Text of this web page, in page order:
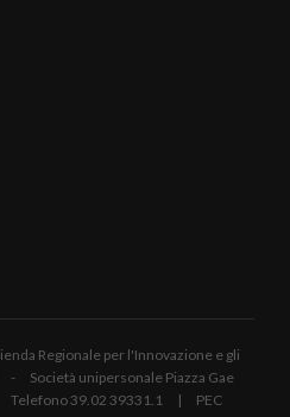
Regionale per l'Innovazione e gli
Società unipersonale Piazza Gae
39.02 39331.1 | PEC